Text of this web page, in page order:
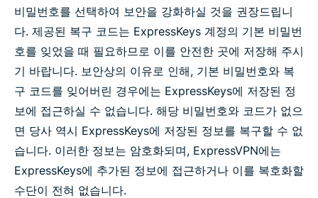
비밀번호를 선택하여 보안을 강화하실 것을 권장드립니
다. 제공된 복구 코드는 ExpressKeys 계정의 기본 비밀번
호를 잊었을 때 필요하므로 이를 안전한 곳에 저장해 주시
기 바랍니다. 보안상의 이유로 인해, 기본 비밀번호와 복
구 코드를 잊어버린 경우에는 ExpressKeys에 저장된 정
보에 접근하실 수 없습니다. 해당 비밀번호와 코드가 없으
면 당사 역시 ExpressKeys에 저장된 정보를 복구할 수 없
습니다. 이러한 정보는 암호화되며, ExpressVPN에는
ExpressKeys에 추가된 정보에 접근하거나 이를 복호화할
수단이 전혀 없습니다.